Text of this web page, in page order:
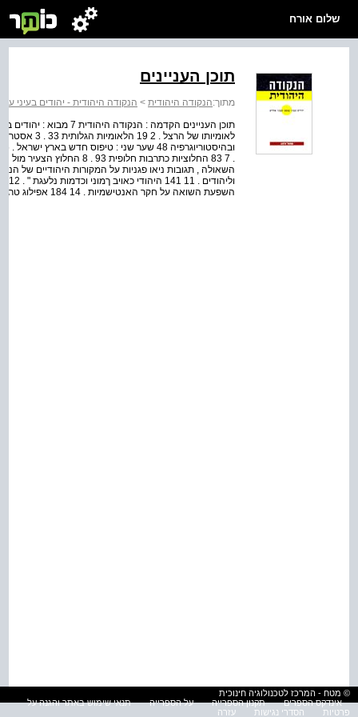
שלום אורח
תוכן העניינים
מתוך:הנקודה היהודית > הנקודה היהודית - יהודים בעיני
השפעת השואה על חקר האנטישמיות . 14 184 אפילוג טרגי : חייו ומותו של אלפרד נוסיג 196 מפתח 219
© מטח - המרכז לטכנולוגיה חינוכית
אינדקס הספרים
תקנון הספרייה על הספרייה
תנאי שימוש באתר והגנה על
פרטיות
הסדרי נגישות עזרה